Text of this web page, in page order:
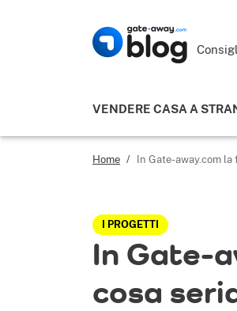
VENDERE CASA A
Home / In Gate-away.com
I PROGETTI
In Gate-
cosa